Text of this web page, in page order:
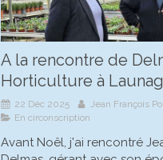
A la rencontre de
Horticulture à
22 Déc 2025
Jean François
En circonscription
Avant Noêl, j'ai rencontré